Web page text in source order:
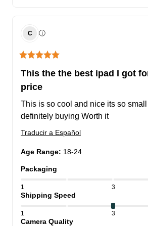
C ⓘ
This the the best ipad I got
price
This is so cool and nice its so small
definitely buying Worth it
Traducir a Español
Age Range: 18-24
Packaging
1 3
Shipping Speed
1 3
Camera Quality